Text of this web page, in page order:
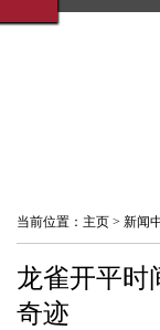
当前位置： 主页 > 新闻
龙雀开平时
奇迹